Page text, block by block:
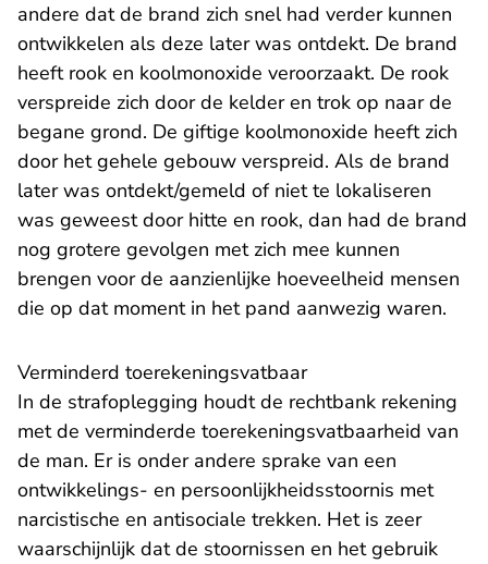
andere dat de brand zich snel had verder kunnen
ontwikkelen als deze later was ontdekt. De brand
heeft rook en koolmonoxide veroorzaakt. De rook
verspreide zich door de kelder en trok op naar de
begane grond. De giftige koolmonoxide heeft zich
door het gehele gebouw verspreid. Als de brand
later was ontdekt/gemeld of niet te lokaliseren
was geweest door hitte en rook, dan had de brand
nog grotere gevolgen met zich mee kunnen
brengen voor de aanzienlijke hoeveelheid mensen
die op dat moment in het pand aanwezig waren.
Verminderd toerekeningsvatbaar
In de strafoplegging houdt de rechtbank rekening
met de verminderde toerekeningsvatbaarheid van
de man. Er is onder andere sprake van een
ontwikkelings- en persoonlijkheidsstoornis met
narcistische en antisociale trekken. Het is zeer
waarschijnlijk dat de stoornissen en het gebruik